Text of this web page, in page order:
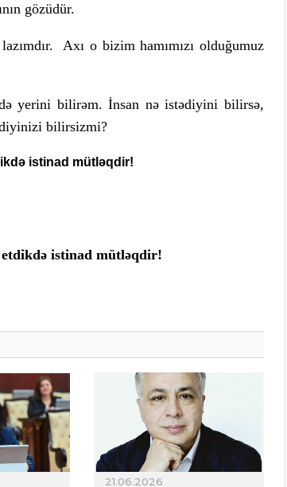
gözüdür.
Axı o bizim hamımızı olduğumuz
yerini bilirəm. İnsan nə istədiyini bilirsə,
bilirsizmi?
istinad mütləqdir!
istinad mütləqdir!
21.06.2026